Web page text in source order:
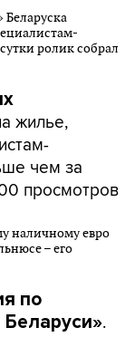
жилье,
чем за
просмотров
по
.